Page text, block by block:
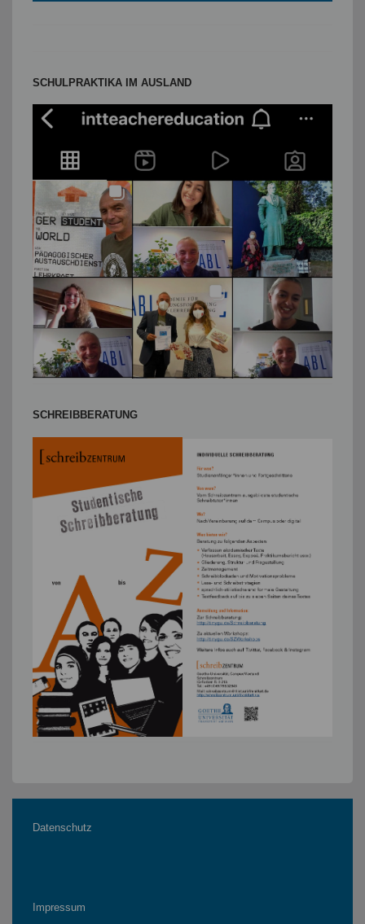
SCHULPRAKTIKA IM AUSLAND
SCHREIBBERATUNG
Datenschutz
Impressum